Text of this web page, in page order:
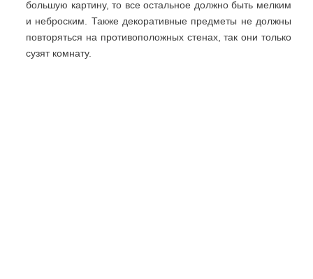
большую картину, то все остальное должно быть мелким
и неброским. Также декоративные предметы не должны
повторяться на противоположных стенах, так они только
сузят комнату.